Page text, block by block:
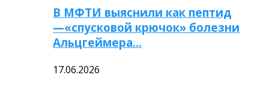
В МФТИ выяснили как пептид
—«спусковой крючок» болезни
Альцгеймера…
17.06.2026